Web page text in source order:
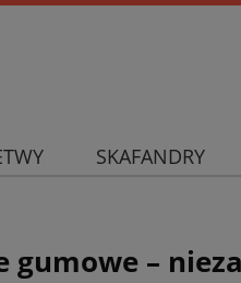
SKAFANDRY
gumowe –